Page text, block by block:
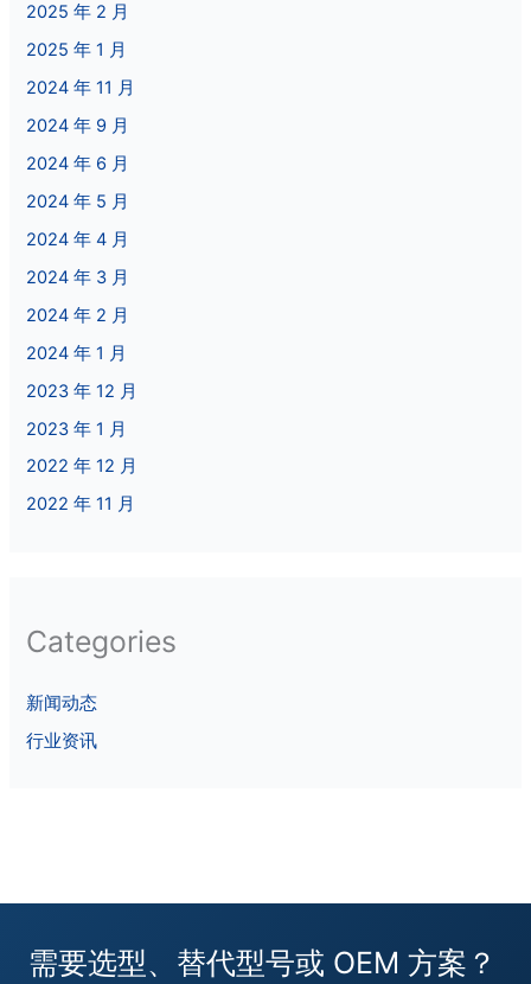
2025 年 2 月
2025 年 1 月
2024 年 11 月
2024 年 9 月
2024 年 6 月
2024 年 5 月
2024 年 4 月
2024 年 3 月
2024 年 2 月
2024 年 1 月
2023 年 12 月
2023 年 1 月
2022 年 12 月
2022 年 11 月
Categories
新闻动态
行业资讯
需要选型、替代型号或 OEM 方案？